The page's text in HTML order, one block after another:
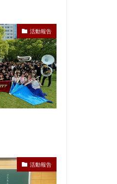
活動報告
活動報告